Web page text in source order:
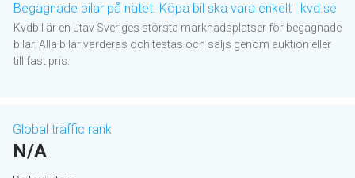
Begagnade bilar på nätet. Köpa bil ska vara enkelt | kvd.se
Kvdbil är en utav Sveriges största marknadsplatser för begagnade
bilar. Alla bilar värderas och testas och säljs genom auktion eller
till fast pris.
Global traffic rank
N/A